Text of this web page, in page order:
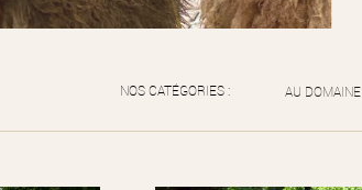
NOS CATÉGORIES : AU DOMAINE